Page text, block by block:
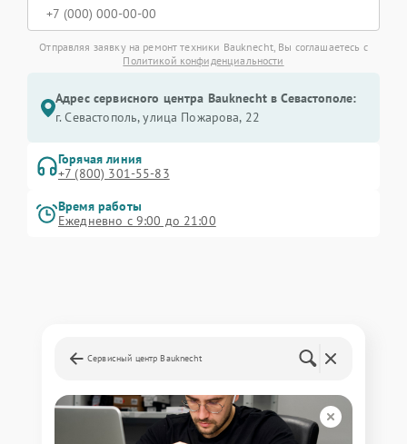
Отправляя заявку на ремонт техники Bauknecht, Вы соглашаетесь с
Политикой конфиденциальности
Адрес сервисного центра Bauknecht в Севастополе:
г. Севастополь, улица Пожарова, 22
Горячая линия
+7 (800) 301-55-83
Время работы
Ежедневно с 9:00 до 21:00
Сервисный центр Bauknecht